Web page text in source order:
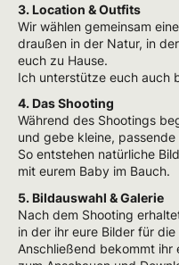
3. Location & Outfits
Wir wählen gemeinsam
draußen in der Natur, in
euch zu Hause.
Ich unterstütze euch auch
4. Das Shooting
Während des Shootings
und gebe kleine, passende
So entstehen natürliche
mit eurem Baby im Bauch.
5. Bildauswahl & Galerie
Nach dem Shooting
in der ihr eure Bilder für
Anschließend bekommt ihr